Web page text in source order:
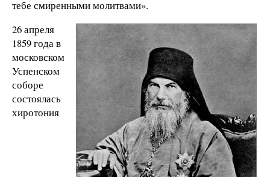
тебе смиренными молитвами».
26 апреля
1859 года в
московском
Успенском
соборе
состоялась
хиротония